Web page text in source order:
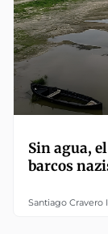
Sin agua,
barcos
Santiago Cravero